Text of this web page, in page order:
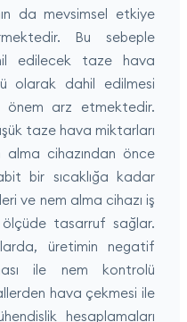
da mevsimsel etkiye
Bu sebeple
edilecek taze hava
olarak dahil edilmesi
önem arz etmektedir.
taze hava miktarları
cihazından önce
bir sıcaklığa kadar
ve nem alma cihazı iş
ölçüde tasarruf sağlar.
üretimin negatif
ile nem kontrolü
hava çekmesi ile
hesaplamaları